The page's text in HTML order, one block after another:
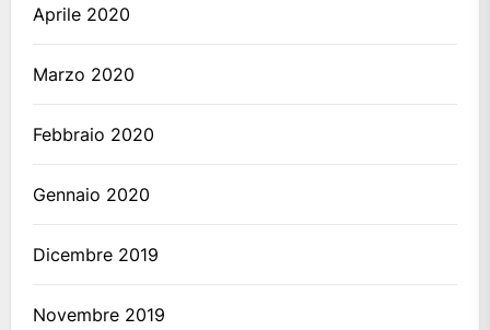
Aprile 2020
Marzo 2020
Febbraio 2020
Gennaio 2020
Dicembre 2019
Novembre 2019